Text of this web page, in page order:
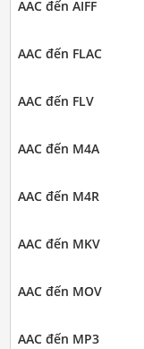
AAC đến AIFF
AAC đến FLAC
AAC đến FLV
AAC đến M4A
AAC đến M4R
AAC đến MKV
AAC đến MOV
AAC đến MP3